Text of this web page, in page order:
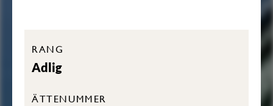
RANG
Adlig
ÄTTENUMMER